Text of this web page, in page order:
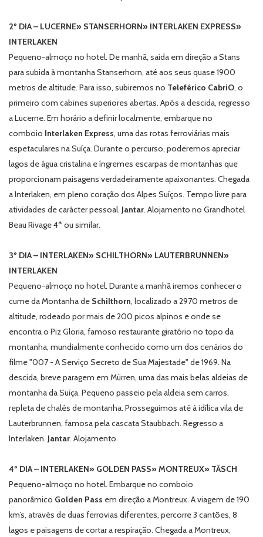
2º DIA – LUCERNE» STANSERHORN» INTERLAKEN EXPRESS»
INTERLAKEN
Pequeno-almoço no hotel. De manhã, saída em direção a Stans
para subida à montanha Stanserhorn, até aos seus quase 1900
metros de altitude. Para isso, subiremos no Teleférico CabriO, o
primeiro com cabines superiores abertas. Após a descida, regresso
a Lucerne. Em horário a definir localmente, embarque no
comboio Interlaken Express, uma das rotas ferroviárias mais
espetaculares na Suíça. Durante o percurso, poderemos apreciar
lagos de água cristalina e íngremes escarpas de montanhas que
proporcionam paisagens verdadeiramente apaixonantes. Chegada
a Interlaken, em pleno coração dos Alpes Suíços. Tempo livre para
atividades de carácter pessoal. Jantar. Alojamento no Grandhotel
Beau Rivage 4* ou similar.
3º DIA – INTERLAKEN» SCHILTHORN» LAUTERBRUNNEN»
INTERLAKEN
Pequeno-almoço no hotel. Durante a manhã iremos conhecer o
cume da Montanha de Schilthorn, localizado a 2970 metros de
altitude, rodeado por mais de 200 picos alpinos e onde se
encontra o Piz Gloria, famoso restaurante giratório no topo da
montanha, mundialmente conhecido como um dos cenários do
filme "007 - A Serviço Secreto de Sua Majestade" de 1969. Na
descida, breve paragem em Mürren, uma das mais belas aldeias de
montanha da Suíça. Pequeno passeio pela aldeia sem carros,
repleta de chalés de montanha. Prosseguimos até à idílica vila de
Lauterbrunnen, famosa pela cascata Staubbach. Regresso a
Interlaken. Jantar. Alojamento.
4º DIA – INTERLAKEN» GOLDEN PASS» MONTREUX» TÄSCH
Pequeno-almoço no hotel. Embarque no comboio
panorâmico Golden Pass em direção a Montreux. A viagem de 190
km’s, através de duas ferrovias diferentes, percorre 3 cantões, 8
lagos e paisagens de cortar a respiração. Chegada a Montreux,